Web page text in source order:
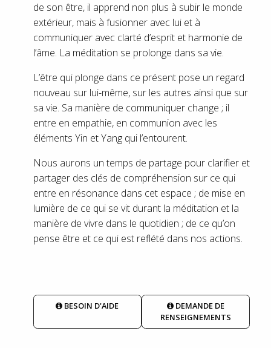
de son être, il apprend non plus à subir le monde
extérieur, mais à fusionner avec lui et à
communiquer avec clarté d’esprit et harmonie de
l’âme. La méditation se prolonge dans sa vie.
L’être qui plonge dans ce présent pose un regard
nouveau sur lui-même, sur les autres ainsi que sur
sa vie. Sa manière de communiquer change ; il
entre en empathie, en communion avec les
éléments Yin et Yang qui l’entourent.
Nous aurons un temps de partage pour clarifier et
partager des clés de compréhension sur ce qui
entre en résonance dans cet espace ; de mise en
lumière de ce qui se vit durant la méditation et la
manière de vivre dans le quotidien ; de ce qu’on
pense être et ce qui est reflété dans nos actions.
BESOIN D'AIDE
DEMANDE DE
RENSEIGNEMENTS